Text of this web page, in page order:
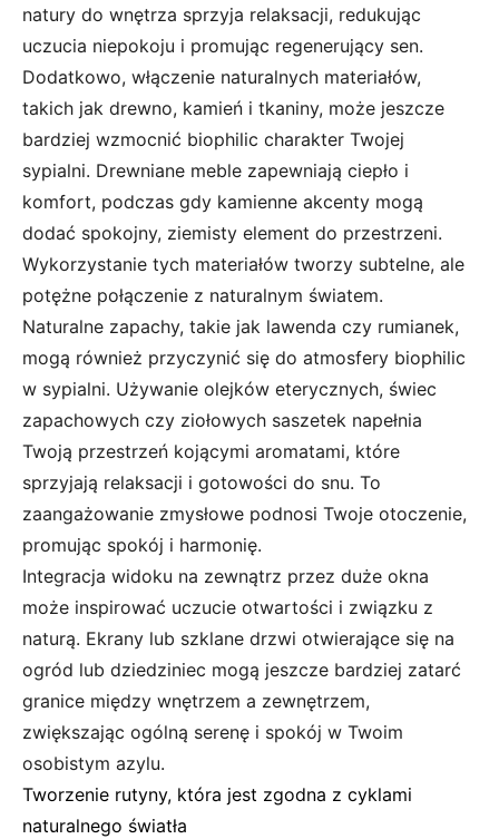
natury do wnętrza sprzyja relaksacji, redukując
uczucia niepokoju i promując regenerujący sen.
Dodatkowo, włączenie naturalnych materiałów,
takich jak drewno, kamień i tkaniny, może jeszcze
bardziej wzmocnić biophilic charakter Twojej
sypialni. Drewniane meble zapewniają ciepło i
komfort, podczas gdy kamienne akcenty mogą
dodać spokojny, ziemisty element do przestrzeni.
Wykorzystanie tych materiałów tworzy subtelne, ale
potężne połączenie z naturalnym światem.
Naturalne zapachy, takie jak lawenda czy rumianek,
mogą również przyczynić się do atmosfery biophilic
w sypialni. Używanie olejków eterycznych, świec
zapachowych czy ziołowych saszetek napełnia
Twoją przestrzeń kojącymi aromatami, które
sprzyjają relaksacji i gotowości do snu. To
zaangażowanie zmysłowe podnosi Twoje otoczenie,
promując spokój i harmonię.
Integracja widoku na zewnątrz przez duże okna
może inspirować uczucie otwartości i związku z
naturą. Ekrany lub szklane drzwi otwierające się na
ogród lub dziedziniec mogą jeszcze bardziej zatarć
granice między wnętrzem a zewnętrzem,
zwiększając ogólną serenę i spokój w Twoim
osobistym azylu.
Tworzenie rutyny, która jest zgodna z cyklami
naturalnego światła